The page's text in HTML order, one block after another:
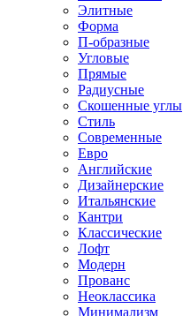
Элитные
Форма
П-образные
Угловые
Прямые
Радиусные
Скошенные углы
Стиль
Современные
Евро
Английские
Дизайнерские
Итальянские
Кантри
Классические
Лофт
Модерн
Прованс
Неоклассика
Минимализм